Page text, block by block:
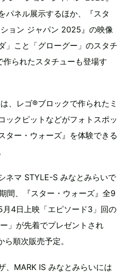
パネル展示するほか、『スタ
ョン ジャパン 2025』の映像
」こと「グローグー」のスタチ
られたスタチューも登場す
、レゴ®ブロックで作られたミ
ックピットなどがフォトスポッ
ター・ウォーズ』を体験できる
ネマ STYLE-S みなとみらいで
間、『スター・ウォーズ』全9
4日上映「エピソード3」回の
」が先着でプレゼントされ
順次販売予定。
、MARK IS みなとみらいには